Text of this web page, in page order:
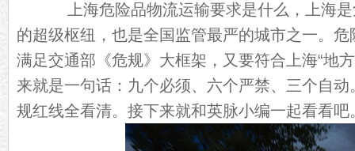
上海危险品物流运输要求是什么，上海是
的超级枢纽，也是全国监管最严的城市之一。
满足交通部《危规》大框架，又要符合上海“地
来就是一句话：九个必须、六个严禁、三个自
规红线全看清。接下来就和英脉小编一起看看吧